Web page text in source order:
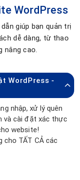
WordPress
giúp bạn quản trị
dễ dàng, từ thao
nâng cao.
WordPress -
nhập, xử lý quên
và cài đặt xác thực
website!
cho TẤT CẢ các